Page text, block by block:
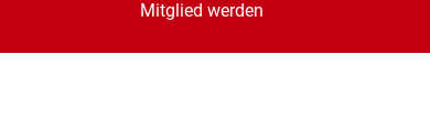
Mitglied werden